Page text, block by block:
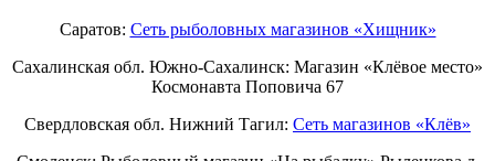
Саратов: Сеть рыболовных магазинов «Хищник»
Сахалинская обл. Южно-Сахалинск: Магазин «Клёвое место»
Космонавта Поповича 67
Свердловская обл. Нижний Тагил: Cеть магазинов «Клёв»